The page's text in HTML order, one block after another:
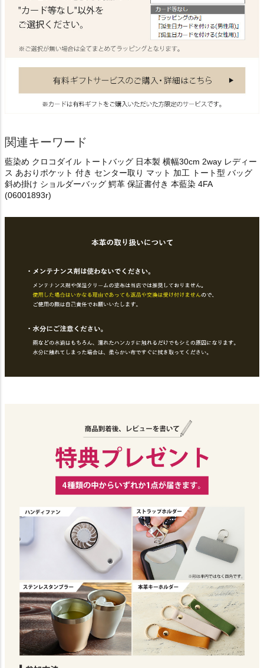
関連キーワード
藍染め クロコダイル トートバッグ 日本製 横幅30cm 2way レディー
ス あおりポケット 付き センター取り マット 加工 トート型 バッグ
斜め掛け ショルダーバッグ 鰐革 保証書付き 本藍染 4FA
(06001893r)